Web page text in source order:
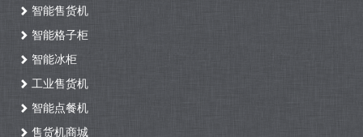
智能售货机
智能格子柜
智能冰柜
工业售货机
智能点餐机
售货机商城